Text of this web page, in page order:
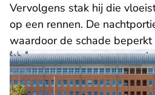
Vervolgens stak hij die
op een rennen. De
waardoor de schade beperkt